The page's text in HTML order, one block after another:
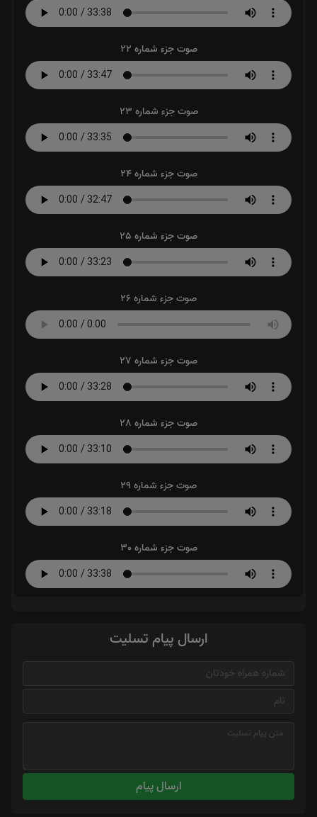
صوت جزء شماره 22
صوت جزء شماره 23
صوت جزء شماره 24
صوت جزء شماره 25
صوت جزء شماره 26
صوت جزء شماره 27
صوت جزء شماره 28
صوت جزء شماره 29
صوت جزء شماره 30
ارسال پیام تسلیت
ارسال پیام